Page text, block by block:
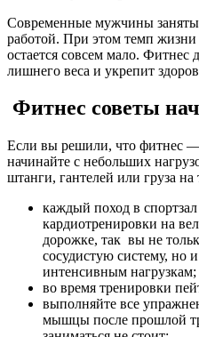
Современные мужчины
работой. При этом темп жизни
остается совсем мало. Фитнес
лишнего веса и укрепит
Фитнес советы
Если вы решили, что фитнес
начинайте с небольших
штанги, гантелей или груза на
каждый поход в
кардиотренировки на
дорожке, так вы не
сосудистую систему, но
интенсивным нагрузкам;
во время тренировки
выполняйте все
мышцы после про­шлой